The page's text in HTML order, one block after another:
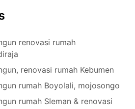
renovasi rumah
renovasi rumah Kebumen
rumah Boyolali, mojosongo
rumah Sleman & renovasi